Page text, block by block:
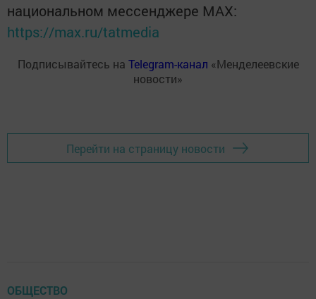
национальном мессенджере MАХ:
https://max.ru/tatmedia
Подписывайтесь на Telegram-канал «Менделеевские
новости»
Перейти на страницу новости
ОБЩЕСТВО